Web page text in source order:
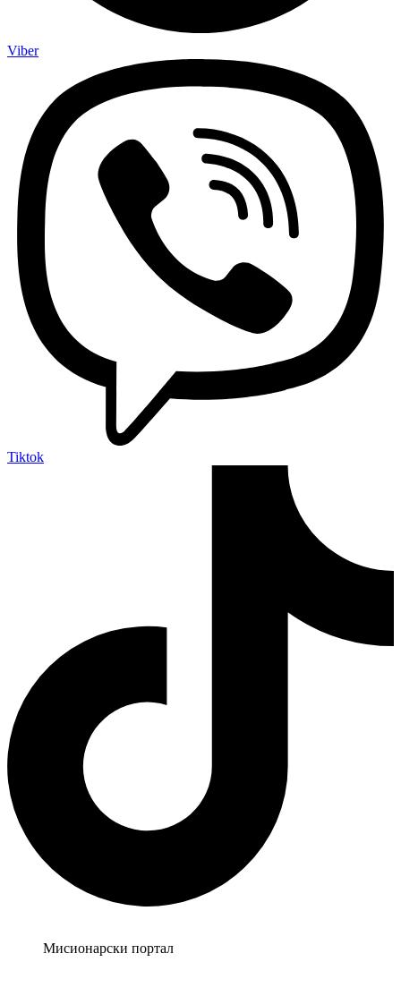
Viber
Tiktok
Мисионарски портал